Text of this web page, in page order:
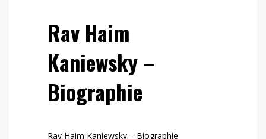
Rav Haim
Kaniewsky –
Biographie
Rav Haim Kaniewsky – Biographie